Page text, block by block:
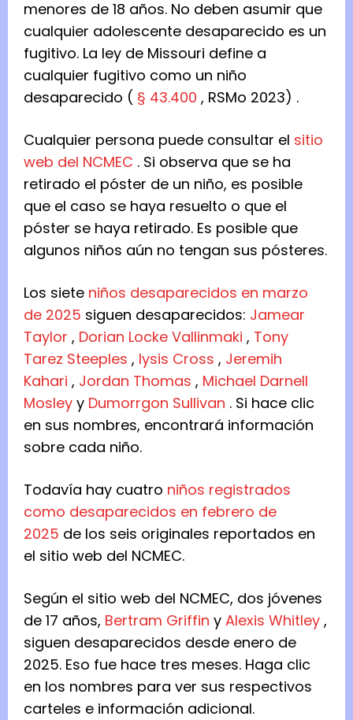
menores de 18 años. No deben asumir que
cualquier adolescente desaparecido es un
fugitivo. La ley de Missouri define a
cualquier fugitivo como un niño
desaparecido ( § 43.400 , RSMo 2023) .
Cualquier persona puede consultar el sitio
web del NCMEC . Si observa que se ha
retirado el póster de un niño, es posible
que el caso se haya resuelto o que el
póster se haya retirado. Es posible que
algunos niños aún no tengan sus pósteres.
Los siete niños desaparecidos en marzo
de 2025 siguen desaparecidos: Jamear
Taylor , Dorian Locke Vallinmaki , Tony
Tarez Steeples , Iysis Cross , Jeremih
Kahari , Jordan Thomas , Michael Darnell
Mosley y Dumorrgon Sullivan . Si hace clic
en sus nombres, encontrará información
sobre cada niño.
Todavía hay cuatro niños registrados
como desaparecidos en febrero de
2025 de los seis originales reportados en
el sitio web del NCMEC.
Según el sitio web del NCMEC, dos jóvenes
de 17 años, Bertram Griffin y Alexis Whitley ,
siguen desaparecidos desde enero de
2025. Eso fue hace tres meses. Haga clic
en los nombres para ver sus respectivos
carteles e información adicional.